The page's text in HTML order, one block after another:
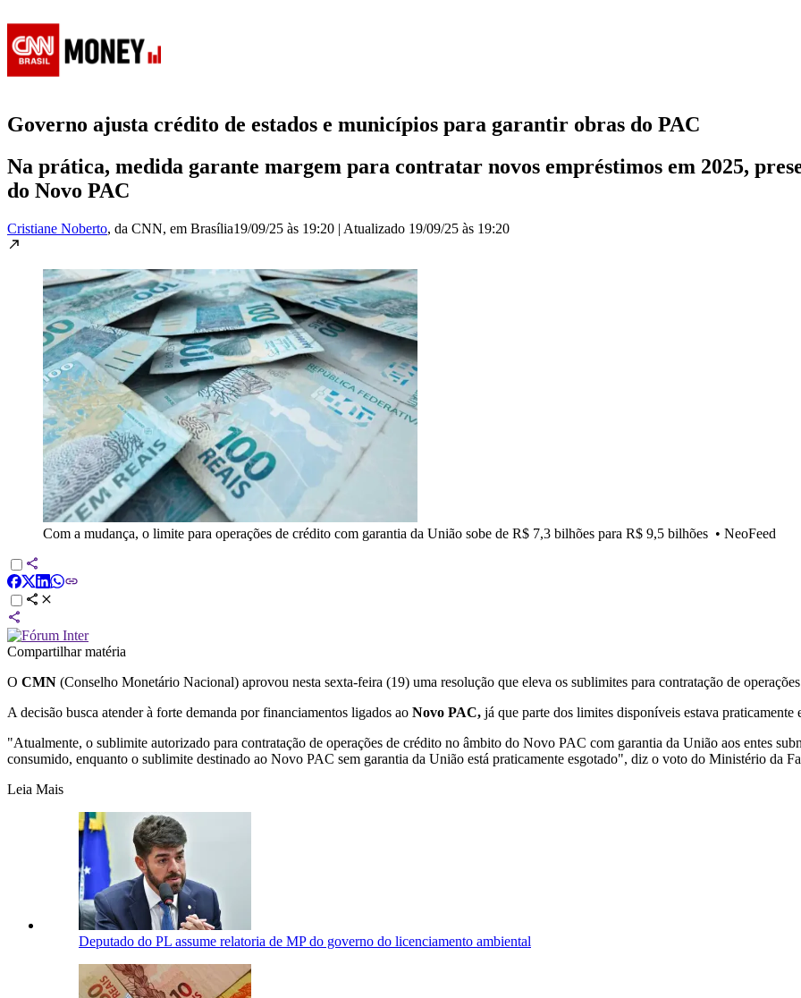
Governo ajusta crédito de estados e municípios para garantir obras do PAC
Na prática, medida garante margem para contratar novos empréstimos em 2025,
do Novo PAC
Cristiane Noberto, da CNN, em Brasília19/09/25 às 19:20 | Atualizado 19/09/25 às 19:20
Com a mudança, o limite para operações de crédito com garantia da União sobe de R$ 7,3 bilhões para R$ 9,5 bilhões • NeoFeed
Compartilhar matéria
O CMN (Conselho Monetário Nacional) aprovou nesta sexta-feira (19) uma resolução que eleva os sublimites para contratação de
A decisão busca atender à forte demanda por financiamentos ligados ao Novo PAC, já que parte dos limites disponíveis estava praticamente
"Atualmente, o sublimite autorizado para contratação de operações de crédito no âmbito do Novo PAC com garantia da União aos entes
consumido, enquanto o sublimite destinado ao Novo PAC sem garantia da União está praticamente esgotado", diz o voto do Ministério da
Leia Mais
Deputado do PL assume relatoria de MP do governo do licenciamento ambiental